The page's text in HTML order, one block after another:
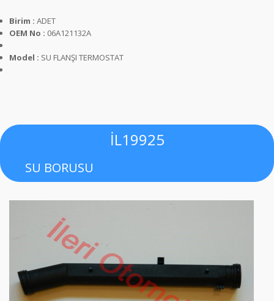
Birim : ADET
OEM No : 06A121132A
Model : SU FLANŞI TERMOSTAT
İL19925
SU BORUSU